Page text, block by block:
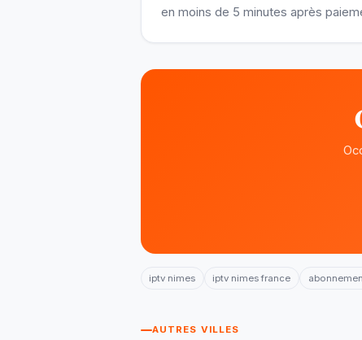
en moins de 5 minutes après
iptv nimes iptv nimes france
AUTRES VILLES